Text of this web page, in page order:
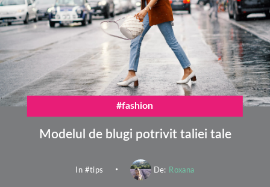
#fashion
Modelul de blugi potrivit taliei tale
In #tips De: Roxana